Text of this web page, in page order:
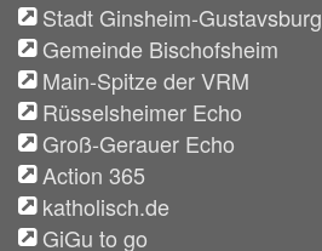
Stadt Ginsheim-Gustavsburg
Gemeinde Bischofsheim
Main-Spitze der VRM
Rüsselsheimer Echo
Groß-Gerauer Echo
Action 365
katholisch.de
GiGu to go